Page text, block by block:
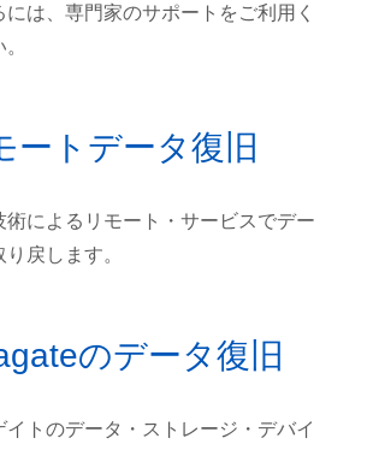
には、専門家のサポートをご利用く
ートデータ復旧
術によるリモート・サービスでデー
り戻します。
のデータ復旧
イトのデータ・ストレージ・デバイ